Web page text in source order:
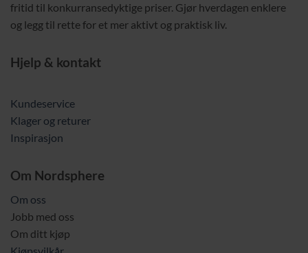
fritid til konkurransedyktige priser. Gjør hverdagen enklere
og legg til rette for et mer aktivt og praktisk liv.
Hjelp & kontakt
Kundeservice
Klager og returer
Inspirasjon
Om Nordsphere
Om oss
Jobb med oss
Om ditt kjøp
Kjøpsvilkår